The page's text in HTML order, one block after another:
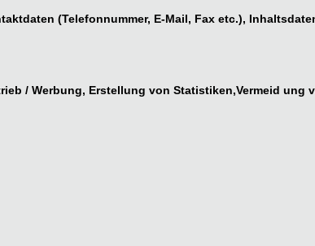
(Telefonnummer, E-Mail, Fax etc.),
/ Werbung, Erstellung von Statistiken,Vermeid ung